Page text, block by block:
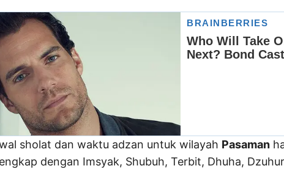
sholat dan waktu adzan untuk wilayah Pasaman
dengan Imsyak, Shubuh, Terbit, Dhuha,